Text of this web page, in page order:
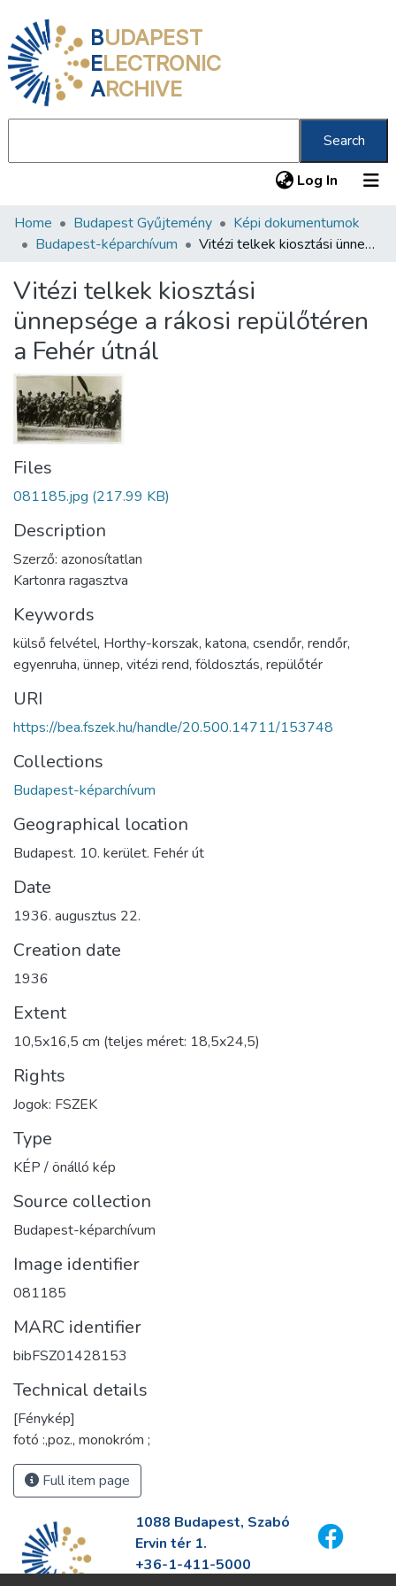
BUDAPEST
ELECTRONIC
ARCHIVE
Search
Log In (current)
Communities & Collections
Statistics
About us
Home Budapest Gyűjtemény
Képi dokumentumok
Budapest-képarchívum
Vitézi telkek kiosztási ünnepsége a rákosi repülőtéren a Fehér útnál
Vitézi telkek kiosztási
ünnepsége a rákosi repülőtéren
a Fehér útnál
Files
081185.jpg (217.99 KB)
Description
Szerző: azonosítatlan
Kartonra ragasztva
Keywords
külső felvétel, Horthy-korszak, katona, csendőr, rendőr,
egyenruha, ünnep, vitézi rend, földosztás, repülőtér
URI
https://bea.fszek.hu/handle/20.500.14711/153748
Collections
Budapest-képarchívum
Geographical location
Budapest. 10. kerület. Fehér út
Date
1936. augusztus 22.
Creation date
1936
Extent
10,5x16,5 cm (teljes méret: 18,5x24,5)
Rights
Jogok: FSZEK
Type
KÉP / önálló kép
Source collection
Budapest-képarchívum
Image identifier
081185
MARC identifier
bibFSZ01428153
Technical details
[Fénykép]
fotó :,poz., monokróm ;
Full item page
1088 Budapest, Szabó
Ervin tér 1.
+36-1-411-5000